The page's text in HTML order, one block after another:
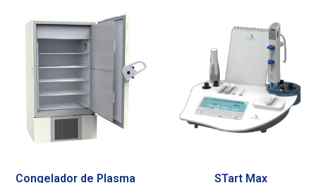
Congelador de Plasma
STart Max